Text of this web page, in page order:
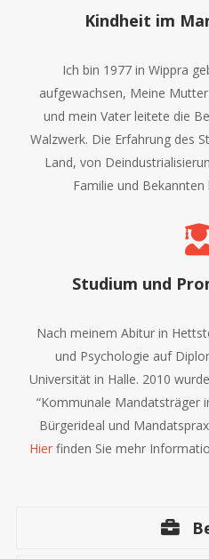
Kindheit im
Ich bin 1977 in Wippra
aufgewachsen, Meine
und mein Vater leitete die
Walzwerk. Die Erfahrung des
Land, von
Familie und
Studium und
Nach meinem Abitur in
und Psychologie auf
Universität in Halle. 2010
“Kommunale Mandatsträger
Bürgerideal und
Hier finden Sie mehr